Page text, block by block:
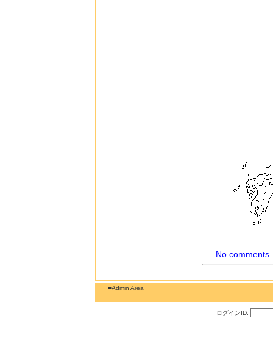
No comments
■Admin Area
ログインID: